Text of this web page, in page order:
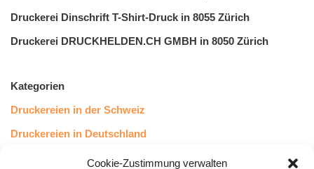
Cookie-Zustimmung verwalten
Druckerei Dinschrift T-Shirt-Druck in 8055 Zürich
Druckerei DRUCKHELDEN.CH GMBH in 8050 Zürich
Kategorien
Druckereien in der Schweiz
Druckereien in Deutschland
Druckereien in Österreich